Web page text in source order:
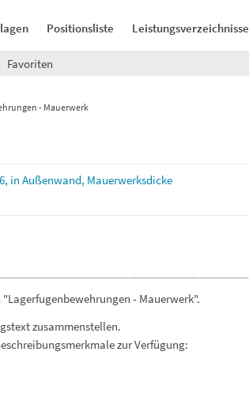
Positionsliste Leistungsverzeichnisse
Favoriten
- Mauerwerk
in Außenwand, Mauerwerksdicke
- Mauerwerk".
zusammenstellen.
zur Verfügung: